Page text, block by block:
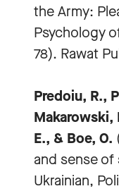
the Army:
Psychology
78). Rawat
Predoiu, R.,
Makarowski,
E., & Boe, O.
and sense
Ukrainian,